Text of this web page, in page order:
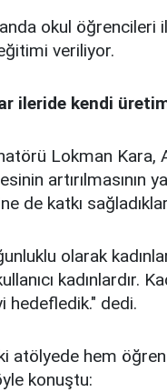
okul öğrencileri
veriliyor.
ileride kendi
Lokman Kara,
artırılmasının
de katkı
olarak
kadınlardır.
hedefledik." dedi.
atölyede hem
konuştu: